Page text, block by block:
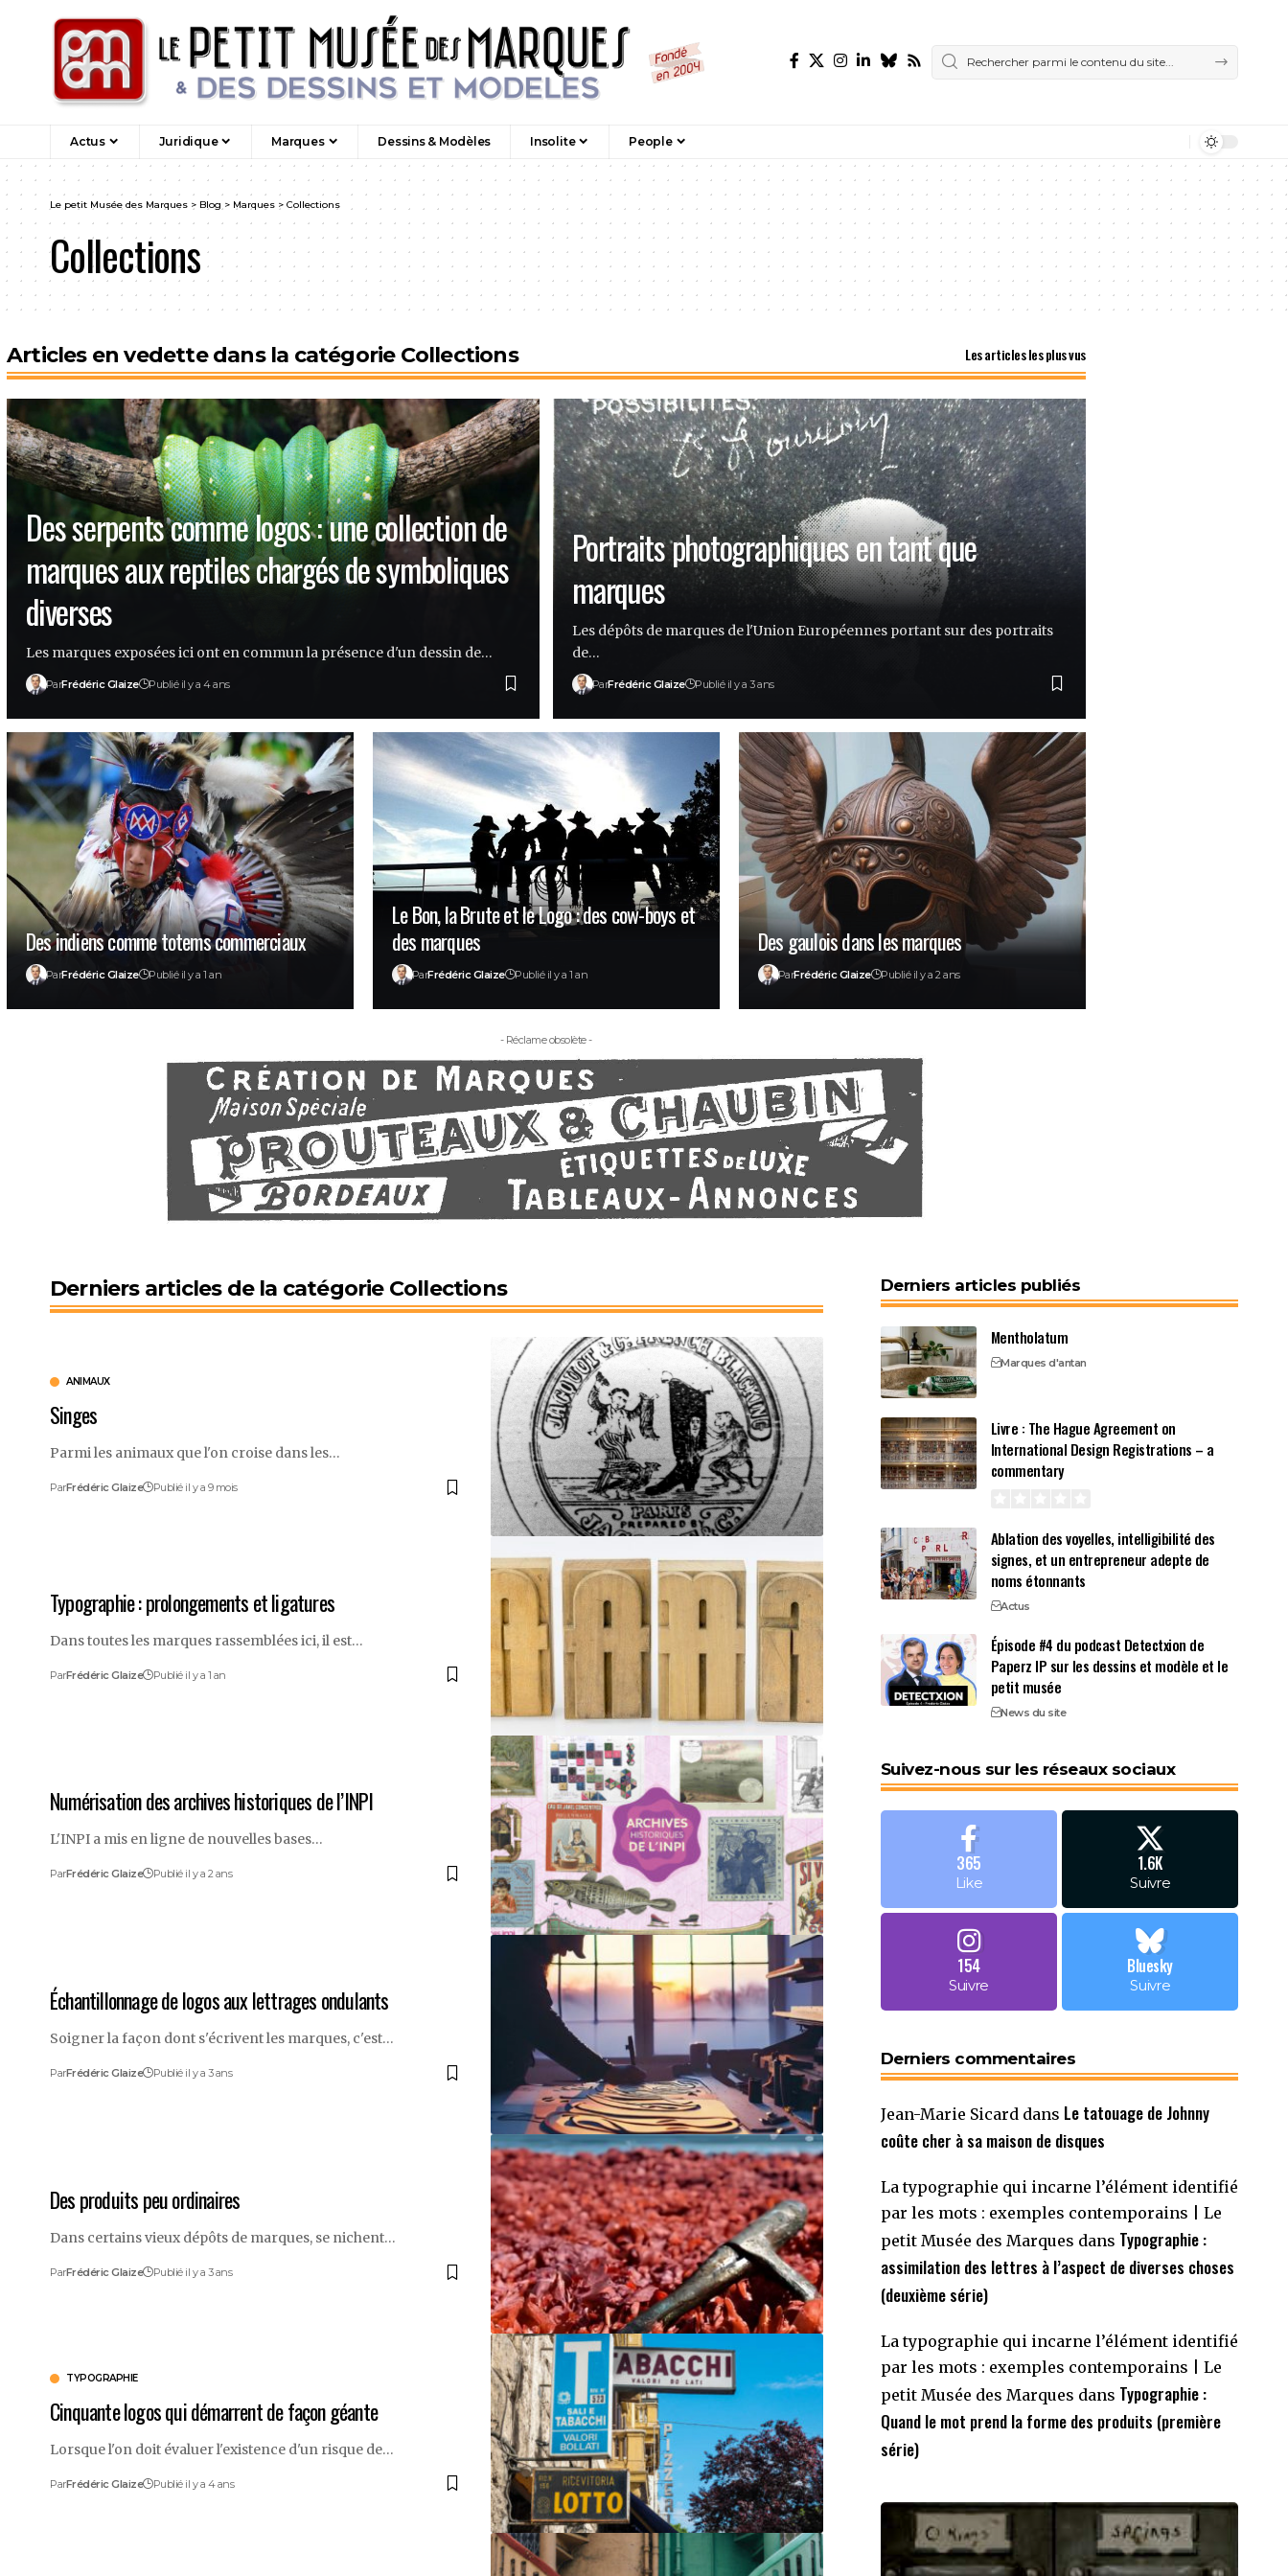
Actus Juridique Marques Dessins & Modèles Insolite People
Le petit Musée des Marques > Blog > Marques > Collections
Collections
Articles en vedette dans la catégorie Collections Les articles les plus vus
Des serpents comme logos : une collection de
marques aux reptiles chargés de symboliques
diverses
Les marques exposées ici ont en commun la présence d'un dessin de…
ParFrédéric Glaize Publié il y a 4 ans
Portraits photographiques en tant que
marques
Les dépôts de marques de l'Union Européennes portant sur des portraits
de…
ParFrédéric Glaize Publié il y a 3 ans
Des indiens comme totems commerciaux
ParFrédéric Glaize Publié il y a 1 an
Le Bon, la Brute et le Logo : des cow-boys et
des marques
ParFrédéric Glaize Publié il y a 1 an
Des gaulois dans les marques
ParFrédéric Glaize Publié il y a 2 ans
- Réclame obsolète -
Derniers articles de la catégorie Collections
ANIMAUX
Singes
Parmi les animaux que l'on croise dans les…
ParFrédéric Glaize Publié il y a 9 mois
Typographie : prolongements et ligatures
Dans toutes les marques rassemblées ici, il est…
ParFrédéric Glaize Publié il y a 1 an
Numérisation des archives historiques de l’INPI
L'INPI a mis en ligne de nouvelles bases…
ParFrédéric Glaize Publié il y a 2 ans
Échantillonnage de logos aux lettrages ondulants
Soigner la façon dont s'écrivent les marques, c'est…
ParFrédéric Glaize Publié il y a 3 ans
Des produits peu ordinaires
Dans certains vieux dépôts de marques, se nichent…
ParFrédéric Glaize Publié il y a 3 ans
TYPOGRAPHIE
Cinquante logos qui démarrent de façon géante
Lorsque l'on doit évaluer l'existence d'un risque de…
ParFrédéric Glaize Publié il y a 4 ans
Derniers articles publiés
Mentholatum
Marques d'antan
Livre : The Hague Agreement on
International Design Registrations – a
commentary
Ablation des voyelles, intelligibilité des
signes, et un entrepreneur adepte de
noms étonnants
Actus
Épisode #4 du podcast Detectxion de
Paperz IP sur les dessins et modèle et le
petit musée
News du site
Suivez-nous sur les réseaux sociaux
365
Like
1.6K
Suivre
154
Suivre
Bluesky
Suivre
Derniers commentaires
Jean-Marie Sicarddans Le tatouage de Johnny
coûte cher à sa maison de disques
La typographie qui incarne l’élément identifié
par les mots : exemples contemporains | Le
petit Musée des Marques dans Typographie :
assimilation des lettres à l’aspect de diverses choses
(deuxième série)
La typographie qui incarne l’élément identifié
par les mots : exemples contemporains | Le
petit Musée des Marques dans Typographie :
Quand le mot prend la forme des produits (première
série)